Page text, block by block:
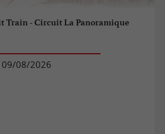
Train - Circuit La Panoramique
08/2026